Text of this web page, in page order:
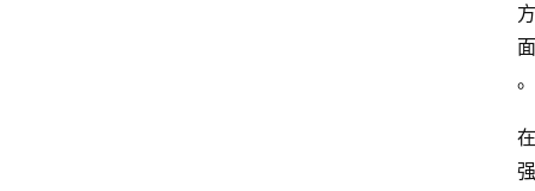
方
面
。
在
强